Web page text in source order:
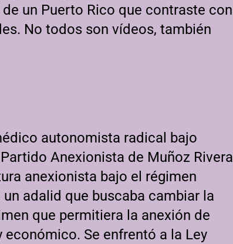
un Puerto Rico que contraste con
No todos son vídeos, también
autonomista radical bajo
Anexionista de Muñoz Rivera
anexionista bajo el régimen
adalid que buscaba cambiar la
que permitiera la anexión de
Se enfrentó a la Ley